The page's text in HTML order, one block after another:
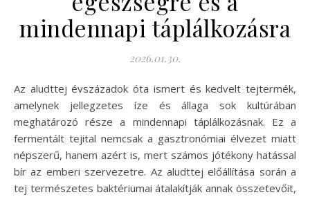
mindennapi táplálkozásra
2026.01.30.
Az aludttej évszázadok óta ismert és kedvelt tejtermék,
amelynek jellegzetes íze és állaga sok kultúrában
meghatározó része a mindennapi táplálkozásnak. Ez a
fermentált tejital nemcsak a gasztronómiai élvezet miatt
népszerű, hanem azért is, mert számos jótékony hatással
bír az emberi szervezetre. Az aludttej előállítása során a
tej természetes baktériumai átalakítják annak összetevőit,